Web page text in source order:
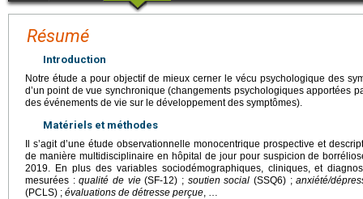
Résumé
Introduction
Notre étude a pour objectif de mieux cerner le vécu psychologique des
d’un point de vue synchronique (changements psychologiques apportées
des événements de vie sur le développement des symptômes).
Matériels et méthodes
Il s’agit d’une étude observationnelle monocentrique prospective et
de manière multidisciplinaire en hôpital de jour pour suspicion de
2019. En plus des variables sociodémographiques, cliniques, et
mesurées :qualité de vie(SF-12) ; soutien social (SSQ6) ;anxiété/
(PCLS) ; évaluations de détresse perçue